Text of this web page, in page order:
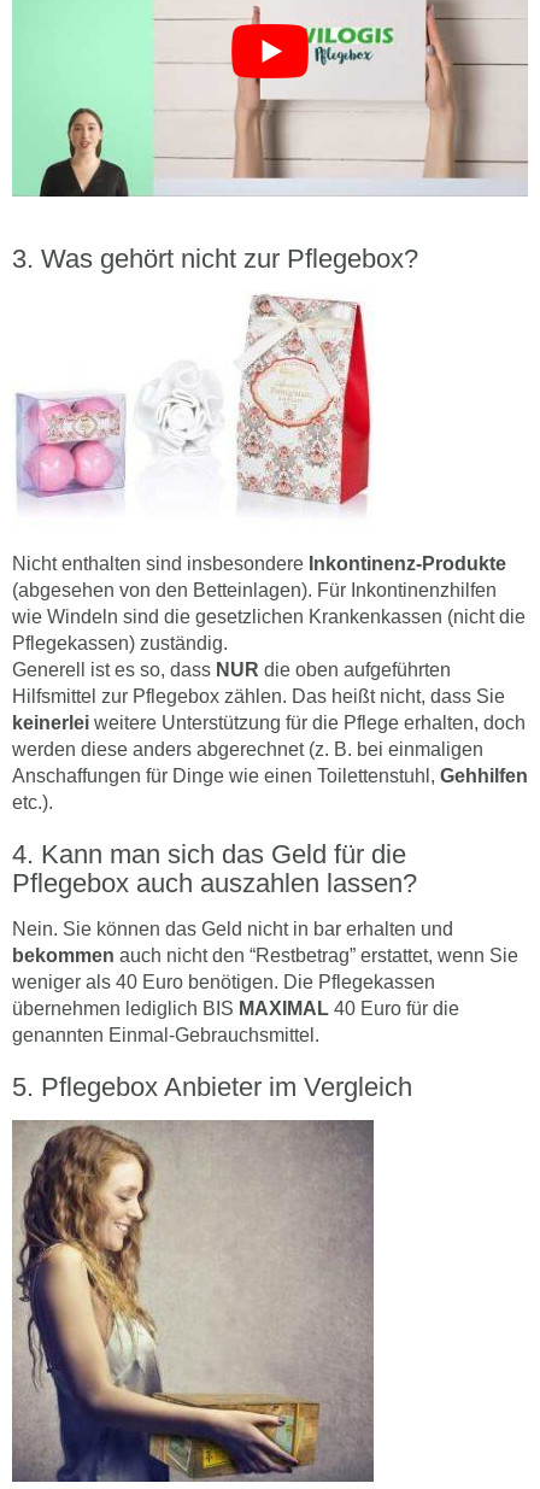
Was gehört nicht zur Pflegebox?
Nicht enthalten sind insbesondere Inkontinenz-Produkte
(abgesehen von den Betteinlagen). Für Inkontinenzhilfen
wie Windeln sind die gesetzlichen Krankenkassen (nicht die
Pflegekassen) zuständig.
Generell ist es so, dass NUR die oben aufgeführten
Hilfsmittel zur Pflegebox zählen. Das heißt nicht, dass Sie
keinerlei weitere Unterstützung für die Pflege erhalten, doch
werden diese anders abgerechnet (z. B. bei einmaligen
Anschaffungen für Dinge wie einen Toilettenstuhl, Gehhilfen
etc.).
Kann man sich das Geld für die
Pflegebox auch auszahlen lassen?
Nein. Sie können das Geld nicht in bar erhalten und
bekommen auch nicht den “Restbetrag” erstattet, wenn Sie
weniger als 40 Euro benötigen. Die Pflegekassen
übernehmen lediglich BIS MAXIMAL 40 Euro für die
genannten Einmal-Gebrauchsmittel.
Pflegebox Anbieter im Vergleich